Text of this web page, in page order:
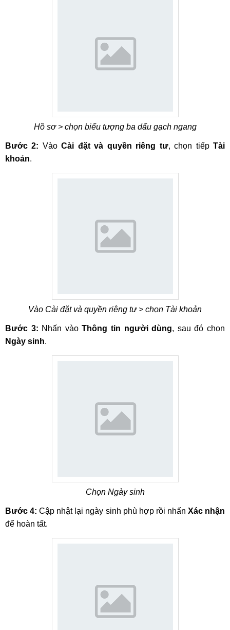
Hồ sơ > chọn biểu tượng ba dấu gạch ngang
Bước 2: VàoCài đặt và quyền riêng tư, chọn tiếpTài
khoản.
Vào Cài đặt và quyền riêng tư > chọn Tài khoản
Bước 3: Nhấn vàoThông tin người dùng, sau đó chọn
Ngày sinh.
Chọn Ngày sinh
Bước 4: Cập nhật lại ngày sinh phù hợp rồi nhấn Xác nhận
để hoàn tất.